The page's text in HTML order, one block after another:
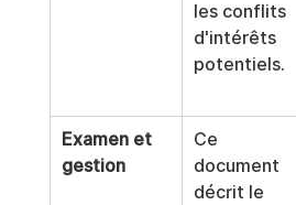
les conflits
d'intérêts
potentiels.
Examen et
gestion
Ce
document
décrit le